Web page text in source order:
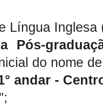
Língua Inglesa
Pós-
do nome
andar -